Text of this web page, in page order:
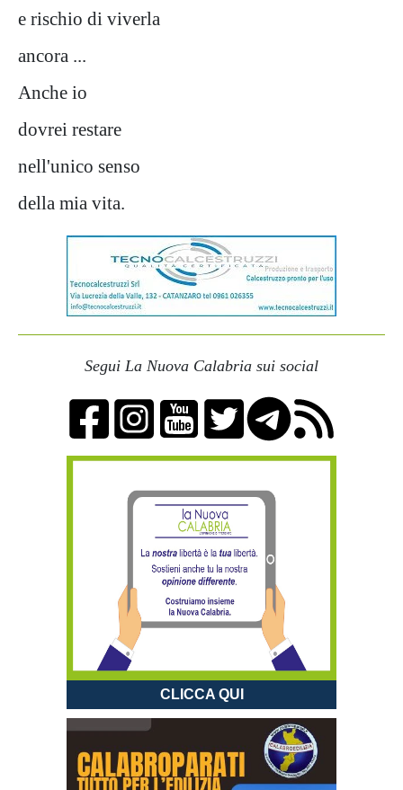
e rischio di viverla
ancora ...
Anche io
dovrei restare
nell'unico senso
della mia vita.
Segui La Nuova Calabria sui social
CLICCA QUI